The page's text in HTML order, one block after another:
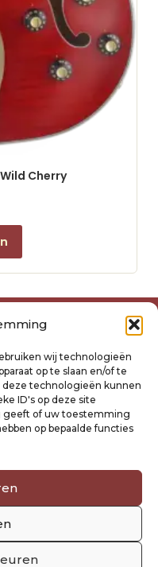
wij technologieën
op te slaan en/of te
technologieën kunnen
ID's op deze site
geeft of uw toestemming
op bepaalde functies
Cherry